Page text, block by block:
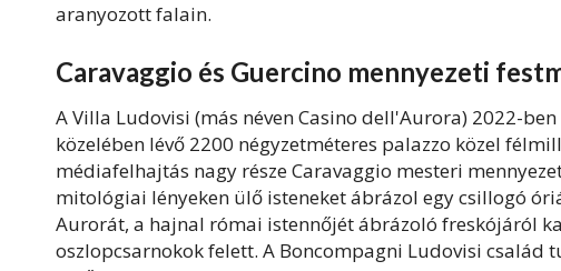
aranyozott falain.
Caravaggio és Guercino mennyezeti
A Villa Ludovisi (más néven Casino dell'Aurora) 2022-
közelében lévő 2200 négyzetméteres palazzo közel
médiafelhajtás nagy része Caravaggio mesteri
mitológiai lényeken ülő isteneket ábrázol egy csillogó
Aurorát, a hajnal római istennőjét ábrázoló freskójáról
oszlopcsarnokok felett. A Boncompagni Ludovisi